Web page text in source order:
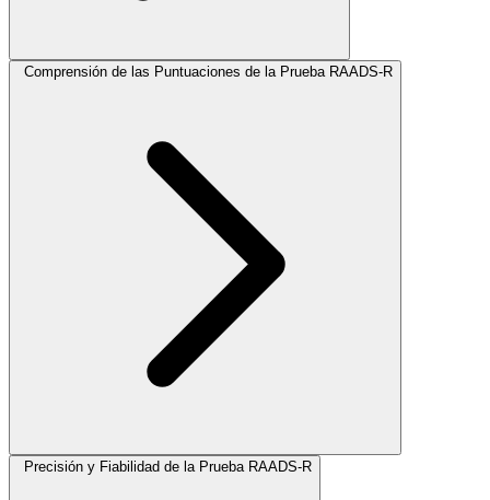
Comprensión de las Puntuaciones de la Prueba RAADS-R
Precisión y Fiabilidad de la Prueba RAADS-R